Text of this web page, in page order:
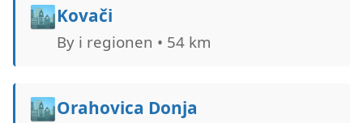
🏙️Kovači
By i regionen • 54 km
🏙️Orahovica Donja